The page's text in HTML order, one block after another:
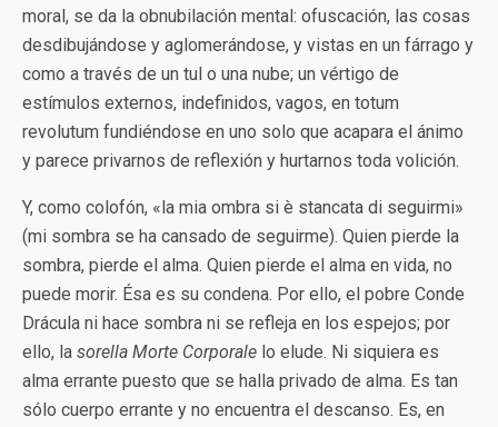
moral, se da la obnubilación mental: ofuscación, las cosas
desdibujándose y aglomerándose, y vistas en un fárrago y
como a través de un tul o una nube; un vértigo de
estímulos externos, indefinidos, vagos, en totum
revolutum fundiéndose en uno solo que acapara el ánimo
y parece privarnos de reflexión y hurtarnos toda volición.
Y, como colofón, «la mia ombra si è stancata di seguirmi»
(mi sombra se ha cansado de seguirme). Quien pierde la
sombra, pierde el alma. Quien pierde el alma en vida, no
puede morir. Ésa es su condena. Por ello, el pobre Conde
Drácula ni hace sombra ni se refleja en los espejos; por
ello, la sorella Morte Corporale lo elude. Ni siquiera es
alma errante puesto que se halla privado de alma. Es tan
sólo cuerpo errante y no encuentra el descanso. Es, en